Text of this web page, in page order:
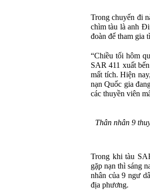
Trong chuyến đi
chìm tàu là anh
đoàn để tham gia
“Chiều tối hôm
SAR 411 xuất
mất tích. Hiện
nạn Quốc gia
các thuyền viên
Thân nhân 9
Trong khi tàu
gặp nạn thì sáng
nhân của 9 ngư
địa phương.